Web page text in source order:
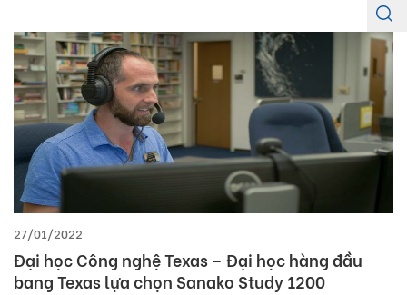
27/01/2022
Đại học Công nghệ Texas – Đại học hàng đầu
bang Texas lựa chọn Sanako Study 1200